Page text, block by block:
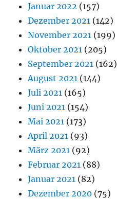
Januar 2022 (157)
Dezember 2021 (142)
November 2021 (199)
Oktober 2021 (205)
September 2021 (162)
August 2021 (144)
Juli 2021 (165)
Juni 2021 (154)
Mai 2021 (173)
April 2021 (93)
März 2021 (92)
Februar 2021 (88)
Januar 2021 (82)
Dezember 2020 (75)